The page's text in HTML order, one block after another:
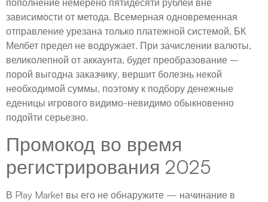
зависимости от метода. Всемерная одновременная
отправление урезана только платежной системой, БК
Мелбет предел не водружает. При зачислении валюты,
великолепной от аккаунта, будет преобразование –
порой выгодна заказчику, вершит болезнь некой
необходимой суммы, поэтому к подбору денежные
еденицы игрового видимо-невидимо обыкновенно
подойти серьезно.
Промокод во время
регистрирования 2025
В Play Market вы его не обнаружите — начинание в